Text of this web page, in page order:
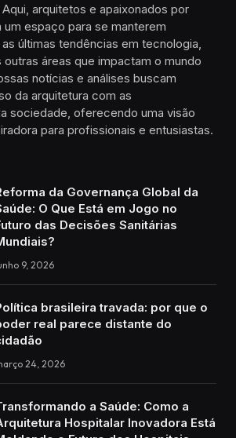
arquitetos e apaixonados por
espaço para se manterem
últimas tendências em tecnologia,
áreas que impactam o mundo
notícias e análises buscam
da arquitetura com as
sociedade, oferecendo uma visão
para profissionais e entusiastas.
da Governança Global da
O Que Está em Jogo no
das Decisões Sanitárias
9, 2026
brasileira travada: por que o
real parece distante do
24, 2026
a Saúde: Como a
Hospitalar Inovadora Está